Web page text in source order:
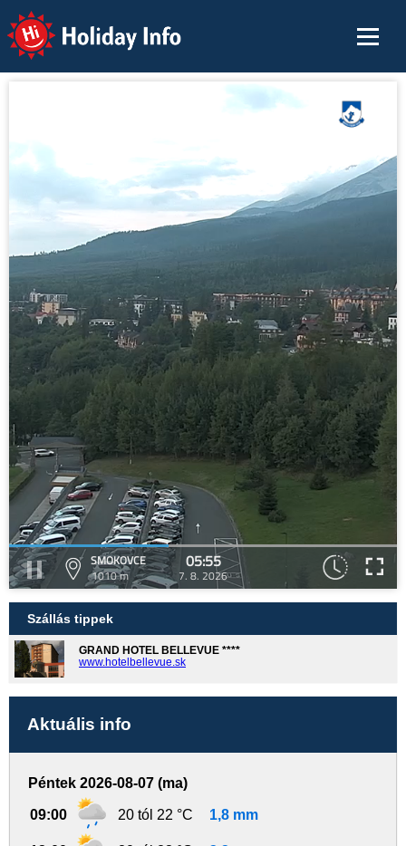
Holiday Info
SMOKOVCE
1010 m
05:55
7. 8. 2026
Szállás tippek
GRAND HOTEL BELLEVUE ****
www.hotelbellevue.sk
Aktuális info
Péntek 2026-08-07 (ma)
09:00 20 tól 22 °C 1,8 mm